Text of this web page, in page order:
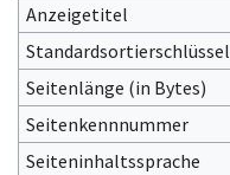
Anzeigetitel
Standardsortierschlüssel
Seitenlänge (in Bytes)
Seitenkennnummer
Seiteninhaltssprache